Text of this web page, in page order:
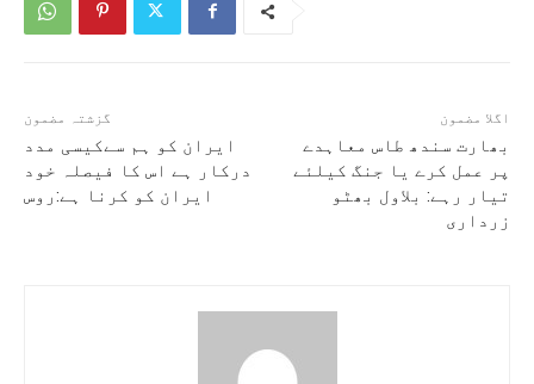
گزشتہ مضمون
ایران کو ہم سےکیسی مدد
درکار ہے اس کا فیصلہ خود
ایران کو کرنا ہے:روس
اگلا مضمون
بھارت سندھ طاس معاہدے
پر عمل کرے یا جنگ کیلئے
تیار رہے: بلاول بھٹو
زرداری